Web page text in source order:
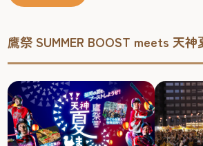
鷹祭 SUMMER BOOST meets 天